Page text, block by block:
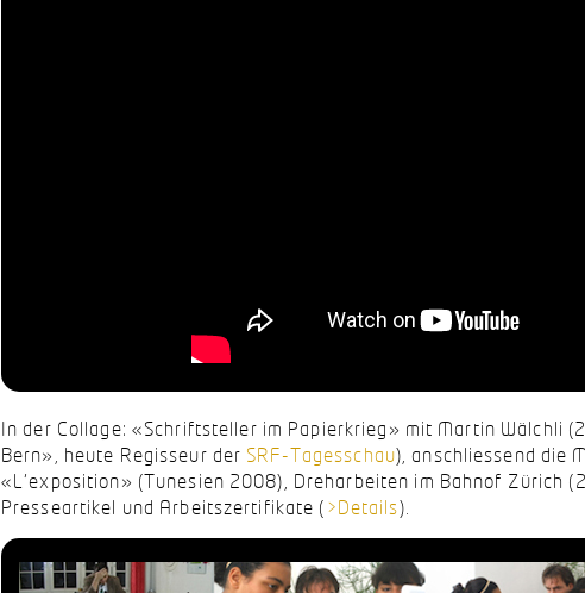
In der Collage: «Schriftsteller im Papierkrieg» mit Martin Wälchli
Bern», heute Regisseur der SRF-Tagesschau), anschliessend die
«L'exposition» (Tunesien 2008), Dreharbeiten im Bahnof Zürich
Presseartikel und Arbeitszertifikate ( >Details).